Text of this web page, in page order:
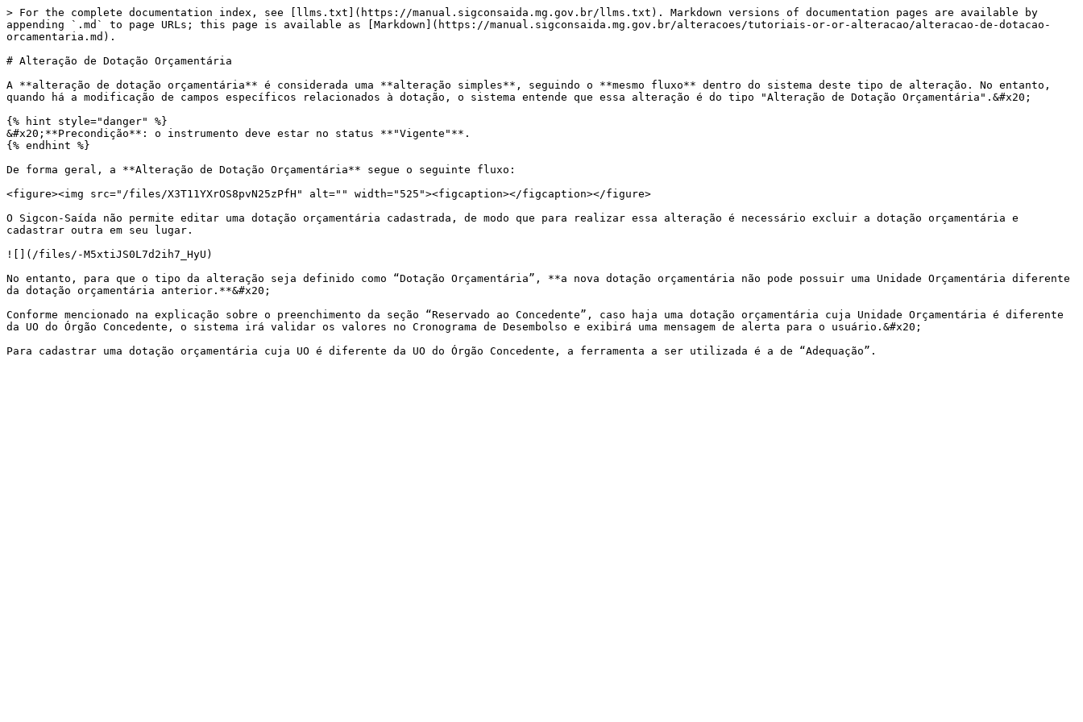
> For the complete documentation index, see [llms.txt](https://manual.sigconsaida.mg.gov.br/llms.txt). Markdown versions of documentation pages are available by
appending `.md` to page URLs; this page is available as [Markdown](https://manual.sigconsaida.mg.gov.br/alteracoes/tutoriais-or-or-alteracao/alteracao-de-dotacao-
orcamentaria.md).
# Alteração de Dotação Orçamentária
A **alteração de dotação orçamentária** é considerada uma **alteração simples**, seguindo o **mesmo fluxo** dentro do sistema deste tipo de alteração. No entanto,
quando há a modificação de campos específicos relacionados à dotação, o sistema entende que essa alteração é do tipo "Alteração de Dotação Orçamentária".&#x20;
{% hint style="danger" %}
&#x20;**Precondição**: o instrumento deve estar no status **"Vigente"**.
{% endhint %}
De forma geral, a **Alteração de Dotação Orçamentária** segue o seguinte fluxo:
<figure><img src="/files/X3T11YXrOS8pvN25zPfH" alt="" width="525"><figcaption></figcaption></figure>
O Sigcon-Saída não permite editar uma dotação orçamentária cadastrada, de modo que para realizar essa alteração é necessário excluir a dotação orçamentária e
cadastrar outra em seu lugar.
![](/files/-M5xtiJS0L7d2ih7_HyU)
No entanto, para que o tipo da alteração seja definido como “Dotação Orçamentária”, **a nova dotação orçamentária não pode possuir uma Unidade Orçamentária diferente
da dotação orçamentária anterior.**&#x20;
Conforme mencionado na explicação sobre o preenchimento da seção “Reservado ao Concedente”, caso haja uma dotação orçamentária cuja Unidade Orçamentária é diferente
da UO do Órgão Concedente, o sistema irá validar os valores no Cronograma de Desembolso e exibirá uma mensagem de alerta para o usuário.&#x20;